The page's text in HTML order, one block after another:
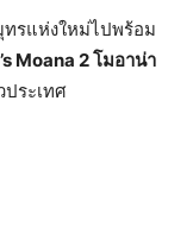
ทรแห่งใหม่ไปพร้อม
Moana 2 โมอาน่า
ระเทศ